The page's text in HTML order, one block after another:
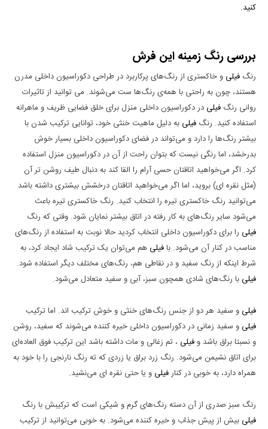
کنید.
بررسی رنگ زمینه این فرش
رنگ فیلی و خاکستری از رنگ‌های پرکاربرد در طراحی دکوراسیون داخلی مدرن
هستند، چون به راحتی با همه‌ی رنگ‌ها ست می‌شوند. می توانید از تاثیرات
روانی رنگ فیلی در دکوراسیون داخلی منزل برای خلق فضایی ظریف و ماهرانه
استفاده کنید. رنگ فیلی به دلیل ماهیت خنثی خود، توانایی ترکیب شدن با
بیشتر رنگ‌ها را دارد و می‌تواند در فضای دکوراسیون داخلی بسیار خوش
بدرخشد، اما رنگی نیست که بتوان راحت از آن در دکوراسیون منزل استفاده
کرد. اگر می‌خواهید اتاقتان حسی آرام را القا کند به دنبال طیف روشن تر آن
(مثل نقره ای) بروید، اما اگر می‌خواهید اتاقتان درخشش بیشتری داشته باشد
می‌توانید رنگ خاکستری تیره‌ را انتخاب کنید. رنگ خاکستری تیره‌ باعث
می‌شود سایر رنگ‌های به کار رفته در اتاق بیشتر نمایان شود. وقتی که رنگ
فیلی را برای دکوراسیون داخلی انتخاب کردید حالا نوبت به استفاده از رنگ‌های
مناسب در کنار آن می‌شود. بافیلی هم می‌توان یک ترکیب شاد ایجاد کرد، به
شرط اینکه از رنگ سفید و در نقاطی هم، رنگ‌های مختلف دیگر استفاده شود.
فیلی با رنگ‌های شادی همچون سبز، آبی و سفید متعادل می‌شود.
فیلی و سفید هر دو از جنس رنگ‌های خنثی و خوش ترکیب اند. اما ترکیب
فیلی و سفید زمانی در دکوراسیون داخلی خیره کننده می‌شوند که سفید، روشن
و نسبتا براق باشد و فیلی ، تم زغالی و مات داشته باشد این ترکیب فوق العاده‌ای
برای اتاق نشیمن می‌شود. رنگ زرد براق یا زردی که ته رنگ نارنجی را با خود به
همراه دارد، به خوبی در کنارفیلی و یا حتی نقره ای می‌نشید.
رنگ سبز صدری از آن دسته رنگ‌های گرم و شیکی است که ترکیبش با رنگ
فیلی بیش از پیش جذاب و خیره کننده می‌شود. به خوبی می‌توانید از ترکیب